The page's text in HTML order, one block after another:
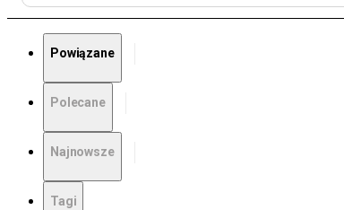
Powiązane
Polecane
Najnowsze
Tagi